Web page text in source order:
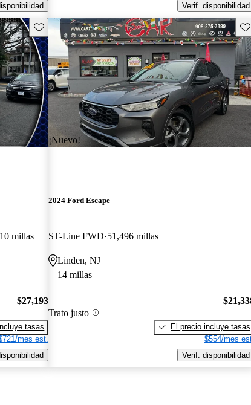
Verif. disponibilidad
Guarda este Aviso
millas
$27,193
tasas
mes est.
¡Nuevo!
2024 Ford Escape
ST-Line FWD 51,496 millas
Linden, NJ
14 millas
Trato justo
El precio incluye tasas
$554/mes
Verif. disponibilidad